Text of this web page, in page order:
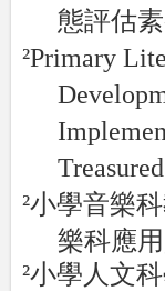
態評估
²Primary
²小學音樂
樂科應
²小學人文